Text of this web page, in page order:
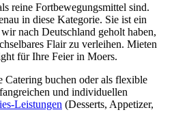
reine Fortbewegungsmittel sind.
in diese Kategorie. Sie ist ein
nach Deutschland geholt haben,
Flair zu verleihen. Mieten
für Ihre Feier in Moers.
Catering buchen oder als flexible
und individuellen
Leistungen (Desserts, Appetizer,